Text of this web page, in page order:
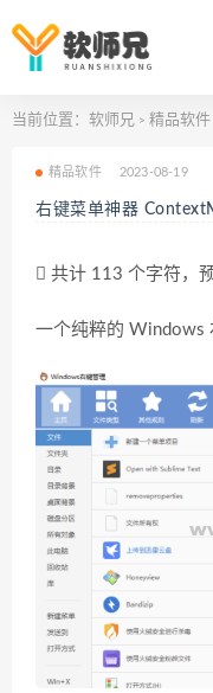
当前位置： 软师兄 > 精品软件
精品软件 2023-08-19
右键菜单神器
共计 113 个字符，
一个纯粹的 Windows